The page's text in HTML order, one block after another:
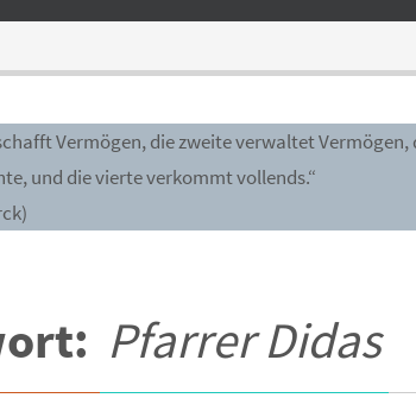
Vermögen, die zweite verwaltet
und die vierte verkommt vollends.“
Pfarrer Didas